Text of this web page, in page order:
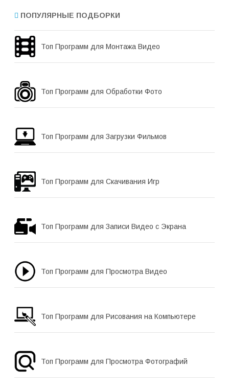
ПОПУЛЯРНЫЕ ПОДБОРКИ
Топ Программ для Монтажа Видео
Топ Программ для Обработки Фото
Топ Программ для Загрузки Фильмов
Топ Программ для Скачивания Игр
Топ Программ для Записи Видео с Экрана
Топ Программ для Просмотра Видео
Топ Программ для Рисования на Компьютере
Топ Программ для Просмотра Фотографий